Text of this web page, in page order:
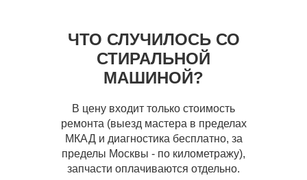
ЧТО СЛУЧИЛОСЬ СО
СТИРАЛЬНОЙ
МАШИНОЙ?
В цену входит только стоимость
ремонта (выезд мастера в пределах
МКАД и диагностика бесплатно, за
пределы Москвы - по километражу),
запчасти оплачиваются отдельно.